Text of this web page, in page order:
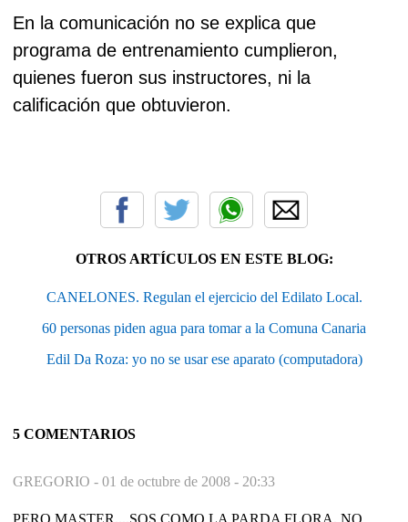
En la comunicación no se explica que
programa de entrenamiento cumplieron,
quienes fueron sus instructores, ni la
calificación que obtuvieron.
OTROS ARTÍCULOS EN ESTE BLOG:
CANELONES. Regulan el ejercicio del Edilato Local.
60 personas piden agua para tomar a la Comuna Canaria
Edil Da Roza: yo no se usar ese aparato (computadora)
5 COMENTARIOS
GREGORIO - 01 de octubre de 2008 - 20:33
PERO MASTER....SOS COMO LA PARDA FLORA, NO